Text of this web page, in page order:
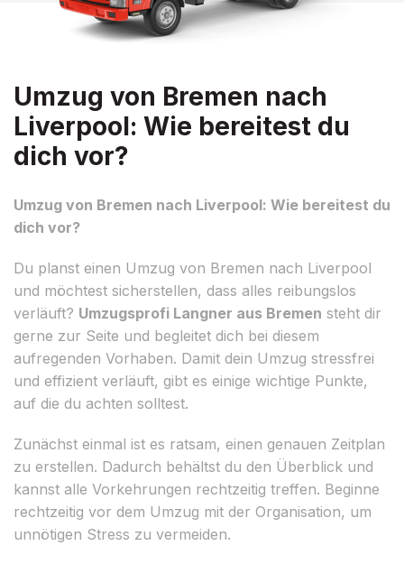
Umzug von Bremen nach
Liverpool: Wie bereitest du
dich vor?
Umzug von Bremen nach Liverpool: Wie bereitest du
dich vor?
Du planst einen Umzug von Bremen nach Liverpool
und möchtest sicherstellen, dass alles reibungslos
verläuft? Umzugsprofi Langner aus Bremen steht dir
gerne zur Seite und begleitet dich bei diesem
aufregenden Vorhaben. Damit dein Umzug stressfrei
und effizient verläuft, gibt es einige wichtige Punkte,
auf die du achten solltest.
Zunächst einmal ist es ratsam, einen genauen Zeitplan
zu erstellen. Dadurch behältst du den Überblick und
kannst alle Vorkehrungen rechtzeitig treffen. Beginne
rechtzeitig vor dem Umzug mit der Organisation, um
unnötigen Stress zu vermeiden.